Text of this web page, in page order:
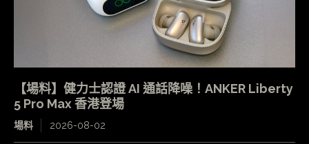
【場料】健力士認證 AI 通話降噪！ANKER Liberty
5 Pro Max 香港登場
場料 2026-08-02